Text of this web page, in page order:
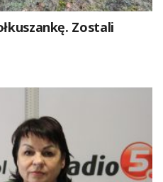
Zostali